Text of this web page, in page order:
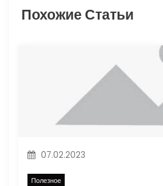
и
а
п
Похожие Статьи
07.02.2023
Полезное